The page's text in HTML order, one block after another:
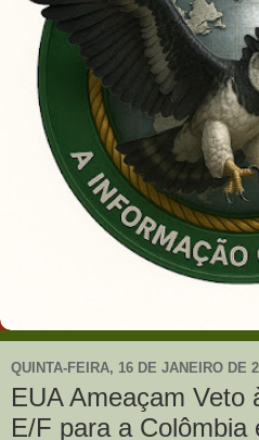
QUINTA-FEIRA, 16 DE JANEIRO DE
EUA Ameaçam Veto
E/F para a Colômbia